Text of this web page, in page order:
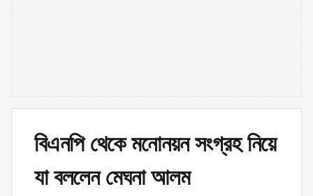
বিএনপি থেকে মনোনয়ন সংগ্রহ নিয়ে
যা বললেন মেঘনা আলম